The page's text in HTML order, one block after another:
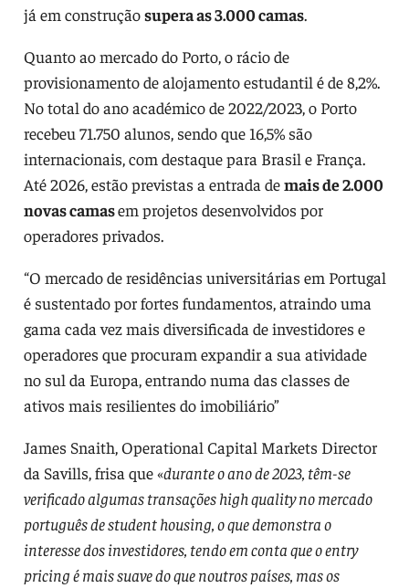
já em construçãosupera as 3.000 camas.
Quanto ao mercado do Porto, o rácio de
provisionamento de alojamento estudantil é de 8,2%.
No total do ano académico de 2022/2023, o Porto
recebeu 71.750 alunos, sendo que 16,5% são
internacionais, com destaque para Brasil e França.
Até 2026, estão previstas a entrada demais de 2.000
novas camasem projetos desenvolvidos por
operadores privados.
“O mercado de residências universitárias em Portugal
é sustentado por fortes fundamentos, atraindo uma
gama cada vez mais diversificada de investidores e
operadores que procuram expandir a sua atividade
no sul da Europa, entrando numa das classes de
ativos mais resilientes do imobiliário”
James Snaith, Operational Capital Markets Director
da Savills, frisa que «durante o ano de 2023, têm-se
verificado algumas transações high quality no mercado
português de student housing, o que demonstra o
interesse dos investidores, tendo em conta que o entry
pricing é mais suave do que noutros países, mas os